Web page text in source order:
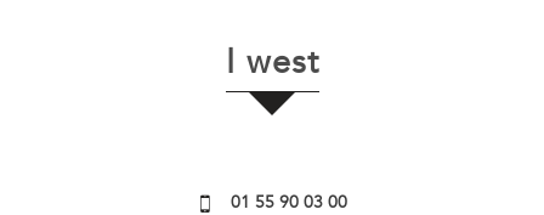
i west
01 55 90 03 00